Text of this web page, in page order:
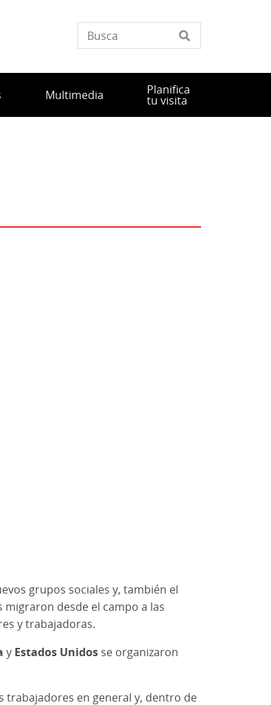
Multimedia Planifica
tu visita
grupos sociales y, también el
desde el campo a las
y trabajadoras.
y Estados Unidos se organizaron
trabajadores en general y, dentro de